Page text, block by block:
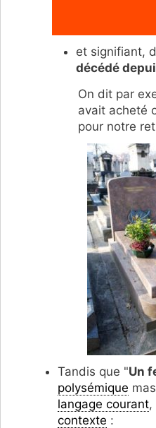
et signifiant,
décédé
On dit par
avait acheté
pour notre
Tandis que "Un
polysémique
langage courant
contexte :